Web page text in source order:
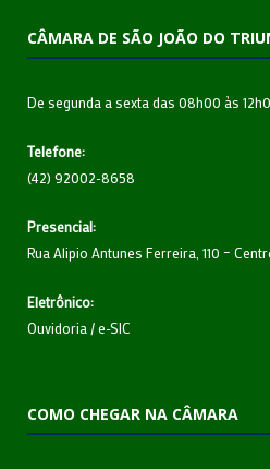
CÂMARA DE SÃO JOÃO DO
De segunda a sexta das 08h00 às
Telefone:
(42) 92002-8658
Presencial:
Rua Alipio Antunes Ferreira, 110 –
Eletrônico:
Ouvidoria/e-SIC
COMO CHEGAR NA CÂMARA